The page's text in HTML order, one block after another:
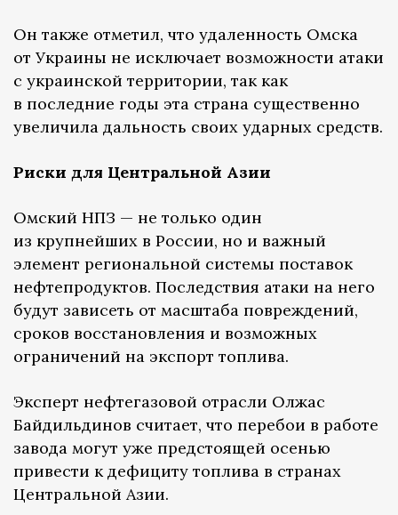
Он также отметил, что удаленность Омска
от Украины не исключает возможности атаки
с украинской территории, так как
в последние годы эта страна существенно
увеличила дальность своих ударных средств.
Риски для Центральной Азии
Омский НПЗ — не только один
из крупнейших в России, но и важный
элемент региональной системы поставок
нефтепродуктов. Последствия атаки на него
будут зависеть от масштаба повреждений,
сроков восстановления и возможных
ограничений на экспорт топлива.
Эксперт нефтегазовой отрасли Олжас
Байдильдинов считает, что перебои в работе
завода могут уже предстоящей осенью
привести к дефициту топлива в странах
Центральной Азии.